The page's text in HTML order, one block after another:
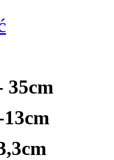
35cm
13cm